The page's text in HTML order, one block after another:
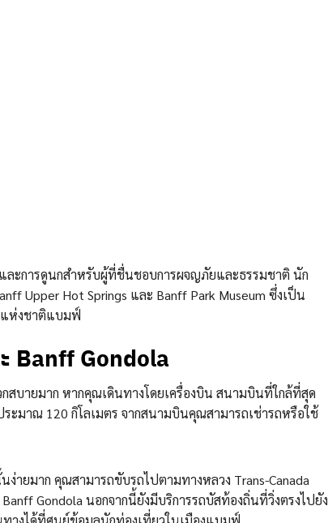
ละการดูนกสำหรับผู้ที่ชื่นชอบการผจญภัยและธรรมชาติ นัก
Upper Hot Springs และ Banff Park Museum ซึ่งเป็น
ห่งชาติแบมฟ์
Banff Gondola
สบายมาก หากคุณเดินทางโดยเครื่องบิน สนามบินที่ใกล้ที่สุด
ะมาณ 120 กิโลเมตร จากสนามบินคุณสามารถเช่ารถหรือใช้
ายมาก คุณสามารถขับรถไปตามทางหลวง Trans-Canada
Gondola นอกจากนี้ยังมีบริการรถบัสท้องถิ่นที่วิ่งตรงไปยัง